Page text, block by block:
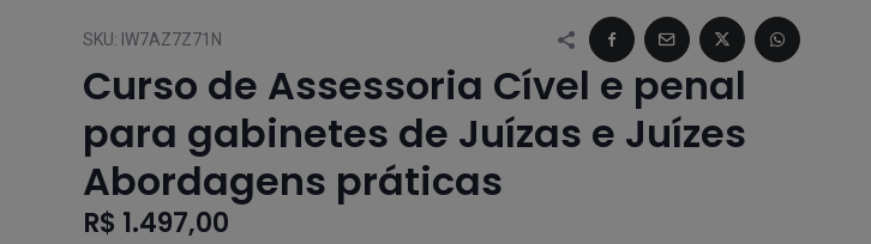
SKU: IW7AZ7Z71N
Curso de Assessoria Cível e penal
para gabinetes de Juízas e Juízes
Abordagens práticas
R$ 1.497,00